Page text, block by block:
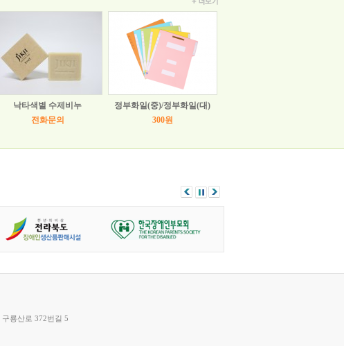
낙타색별 수제비누
전화문의
정부화일(중)/정부화일(대)
300원
룡산로 372번길 5